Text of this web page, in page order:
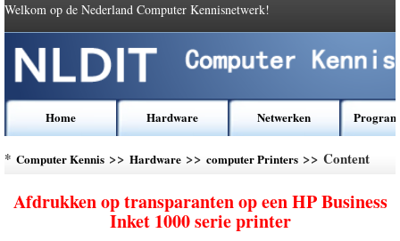
Welkom op de Nederland Computer Kennisnetwerk!
Home Hardware Netwerken
* Computer Kennis >> Hardware >> computer Printers >> Content
Afdrukken op transparanten op een HP Business
Inket 1000 serie printer